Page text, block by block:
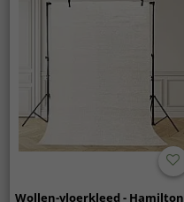
Wollen-vloerkleed - Hamilton